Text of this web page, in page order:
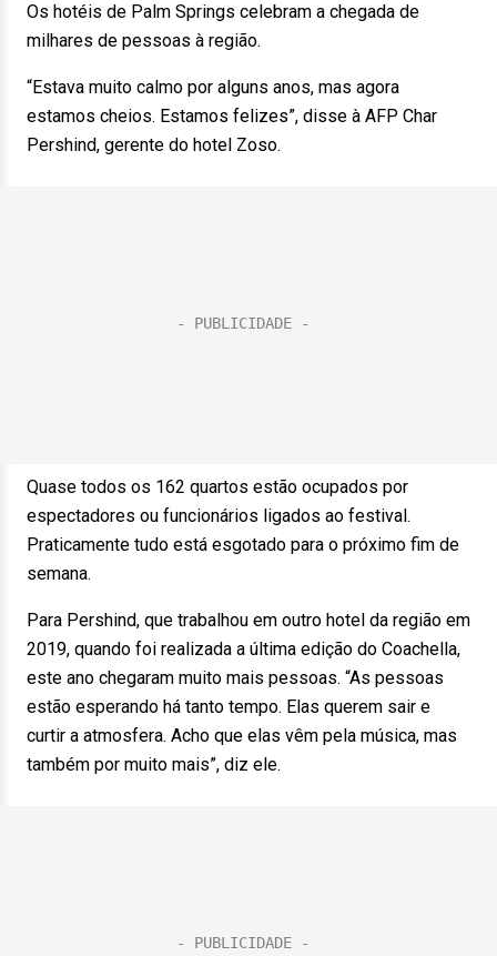
Os hotéis de Palm Springs celebram a chegada de
milhares de pessoas à região.
“Estava muito calmo por alguns anos, mas agora
estamos cheios. Estamos felizes”, disse à AFP Char
Pershind, gerente do hotel Zoso.
Quase todos os 162 quartos estão ocupados por
espectadores ou funcionários ligados ao festival.
Praticamente tudo está esgotado para o próximo fim de
semana.
Para Pershind, que trabalhou em outro hotel da região em
2019, quando foi realizada a última edição do Coachella,
este ano chegaram muito mais pessoas. “As pessoas
estão esperando há tanto tempo. Elas querem sair e
curtir a atmosfera. Acho que elas vêm pela música, mas
também por muito mais”, diz ele.